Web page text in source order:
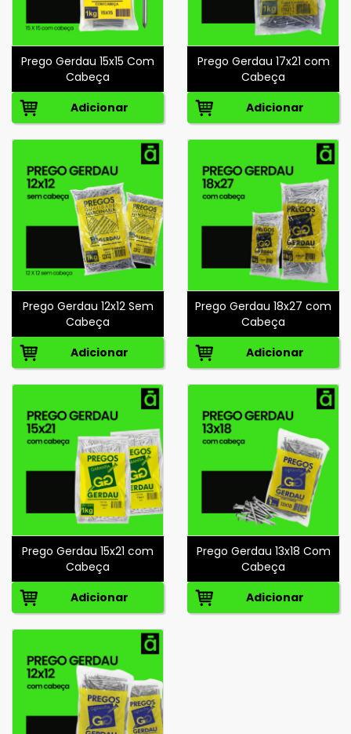
Prego Gerdau 15x15 Com
Cabeça
Adicionar
Prego Gerdau 17x21 com
Cabeça
Adicionar
Prego Gerdau 12x12 Sem
Cabeça
Adicionar
Prego Gerdau 18x27 com
Cabeça
Adicionar
Prego Gerdau 15x21 com
Cabeça
Adicionar
Prego Gerdau 13x18 Com
Cabeça
Adicionar